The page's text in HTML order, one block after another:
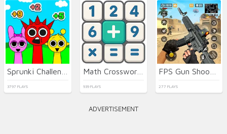
3797 PLAYS
Math Crossword Puzzle - Genius Edition
939 PLAYS 277 PLAYS
ADVERTISEMENT